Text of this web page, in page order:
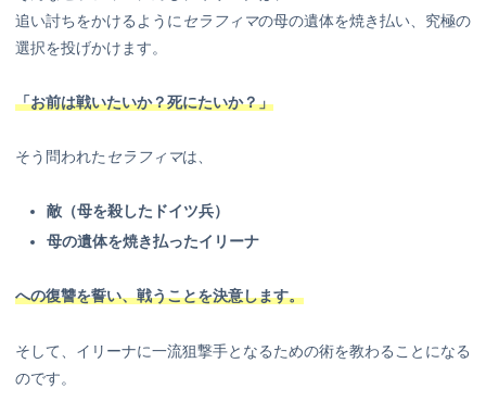
追い討ちをかけるように セラフィマの母の遺体を焼き払い、究極の
選択を投げかけます。
「お前は戦いたいか？死にたいか？」
そう問われた セラフィマは、
敵（母を殺したドイツ兵）
母の遺体を焼き払ったイリーナ
への復讐を誓い、戦うことを決意します。
そして、イリーナに一流狙撃手となるための術を教わることになる
のです。